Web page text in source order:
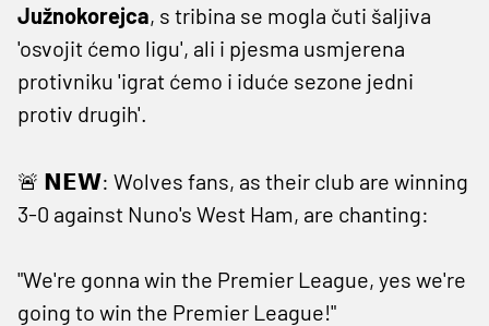
Južnokorejca, s tribina se mogla čuti šaljiva
'osvojit ćemo ligu', ali i pjesma usmjerena
protivniku 'igrat ćemo i iduće sezone jedni
protiv drugih'.
🚨 𝗡𝗘𝗪: Wolves fans, as their club are winning
3-0 against Nuno's West Ham, are chanting:
"We're gonna win the Premier League, yes we're
going to win the Premier League!"